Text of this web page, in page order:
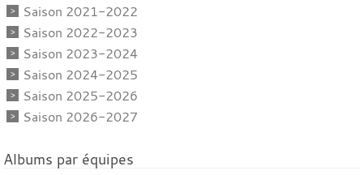
Saison 2021-2022
Saison 2022-2023
Saison 2023-2024
Saison 2024-2025
Saison 2025-2026
Saison 2026-2027
Albums par équipes